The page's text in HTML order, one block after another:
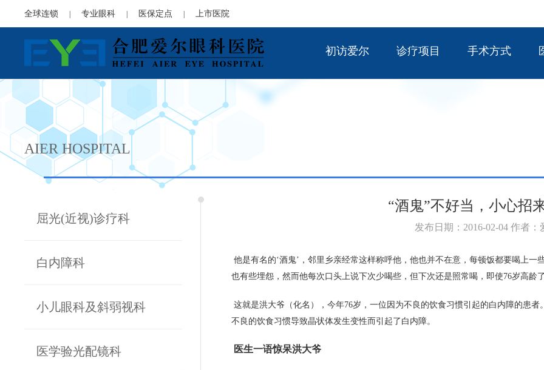
全球连锁 | 专业眼科 | 医保定点 | 上市医院
初访爱尔 诊疗项目 手术方式
AIER HOSPITAL
屈光(近视)诊疗科
白内障科
小儿眼科及斜弱视科
医学验光配镜科
“酒鬼”不好当，小心招
发布日期：2016-02-04 作者：
他是有名的‘酒鬼’，邻里乡亲经常这样称呼他，他也并不在意，每顿饭都要喝上
也有些埋怨，然而他每次口头上说下次少喝些，但下次还是照常喝，即使76岁高
这就是洪大爷（化名），今年76岁，一位因为不良的饮食习惯引起的白内障的患
不良的饮食习惯导致晶状体发生变性而引起了白内障。
医生一语惊呆洪大爷